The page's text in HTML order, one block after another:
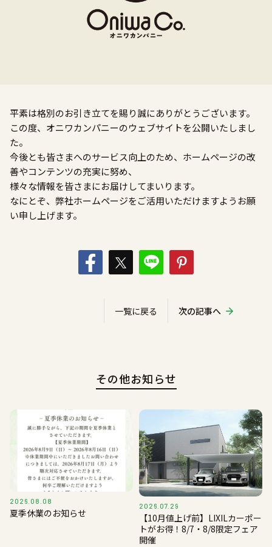
平素は格別のお引き立てを賜り誠にありがとうございます。
この度、オニワカンパニーのウェブサイトを公開いたしまし
た。
今後とも皆さまへのサービス向上のため、ホームページの改
善やコンテンツの充実に努め、
様々な情報を皆さまにお届けしてまいります。
なにとぞ、弊社ホームページをご活用いただけますようお願
い申し上げます。
一覧に戻る 次の記事へ
その他お知らせ
2026.08.08
夏季休業のお知らせ
2026.07.29
【10月値上げ前】LIXILカーポー
トがお得！8/7・8/8限定フェア
開催